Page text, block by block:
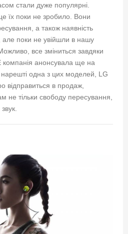
стали дуже популярні.
їх поки не зробило. Вони
а також наявність
але поки не увійшли в нашу
все зміниться завдяки
компанія анонсувала ще на
нарешті одна з цих моделей, LG
відправиться в продаж,
не тільки свободу пересування,